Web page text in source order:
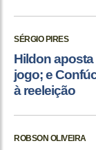
SÉRGIO PIRES
Hildon
jogo; e
à reeleição
ROBSON OLIVEIRA